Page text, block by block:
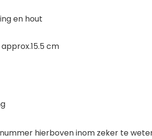
en hout
cm
hierboven inom zeker te